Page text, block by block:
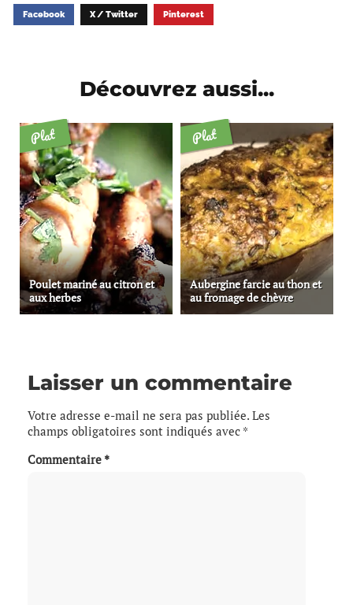
Facebook X / Twitter Pinterest
Découvrez aussi...
Plat
Poulet mariné au citron et
aux herbes
Plat
Aubergine farcie au thon et
au fromage de chèvre
Laisser un commentaire
Votre adresse e-mail ne sera pas publiée. Les
champs obligatoires sont indiqués avec *
Commentaire *